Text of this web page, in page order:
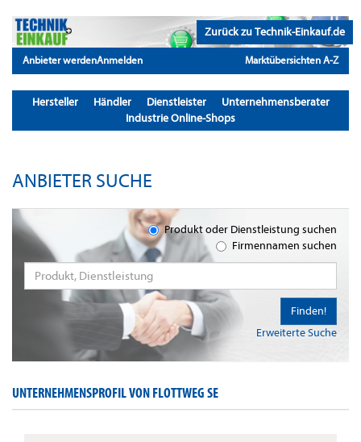
Zurück zu Technik-Einkauf.de
Anbieter werdenAnmelden Marktübersichten A-Z
Hersteller Händler Dienstleister
Unternehmensberater
Industrie Online-Shops
ANBIETER SUCHE
Produkt oder Dienstleistung suchen
Firmennamen suchen
Erweiterte Suche
Finden!
UNTERNEHMENSPROFIL VON FLOTTWEG SE